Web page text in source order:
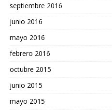
septiembre 2016
junio 2016
mayo 2016
febrero 2016
octubre 2015
junio 2015
mayo 2015